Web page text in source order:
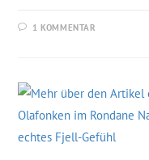
1 KOMMENTAR